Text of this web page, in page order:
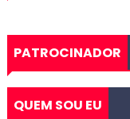
PATROCINADOR
QUEM SOU EU